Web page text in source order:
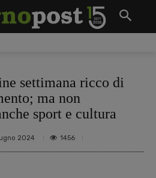
settimana ricco di
ma non
sport e cultura
2024 1456